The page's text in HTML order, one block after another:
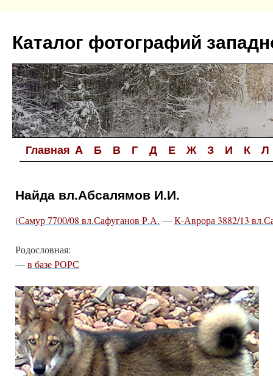
содержимому
Каталог фотографий
Главная A Б В Г Д Е Ж З И К Л
Найда вл.Абсалямов И.И.
(Самур 7700/08 вл.Сафуганов Р.А. —К-Аврора 3882/13
Родословная:
—в базе РОРС